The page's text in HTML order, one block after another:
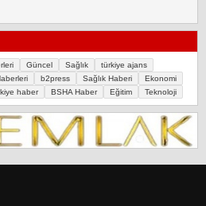
Güncel Sağlık
türkiye ajans
b2press Sağlık Haberi
Ekonomi
haber BSHA Haber Eğitim Teknoloji